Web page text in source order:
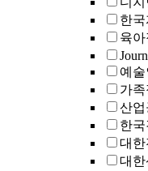
한
육
예
가
산
한
대한
대한